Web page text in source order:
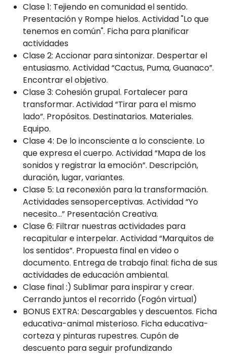
Clase 1: Tejiendo en comunidad el sentido.
Presentación y Rompe hielos. Actividad "Lo que
tenemos en común". Ficha para planificar
actividades
Clase 2: Accionar para sintonizar. Despertar el
entusiasmo. Actividad “Cactus, Puma, Guanaco”.
Encontrar el objetivo.
Clase 3: Cohesión grupal. Fortalecer para
transformar. Actividad “Tirar para el mismo
lado”. Propósitos. Destinatarios. Materiales.
Equipo.
Clase 4: De lo inconsciente a lo consciente. Lo
que expresa el cuerpo. Actividad “Mapa de los
sonidos y registrar la emoción”. Descripción,
duración, lugar, variantes.
Clase 5: La reconexión para la transformación.
Actividades sensoperceptivas. Actividad “Yo
necesito...” Presentación Creativa.
Clase 6: Filtrar nuestras actividades para
recapitular e interpelar. Actividad “Marquitos de
los sentidos”. Propuesta final en video o
documento. Entrega de trabajo final: ficha de sus
actividades de educación ambiental.
Clase final :) Sublimar para inspirar y crear.
Cerrando juntos el recorrido (Fogón virtual)
BONUS EXTRA: Descargables y descuentos. Ficha
educativa-animal misterioso. Ficha educativa-
corteza y pinturas rupestres. Cupón de
descuento para seguir profundizando